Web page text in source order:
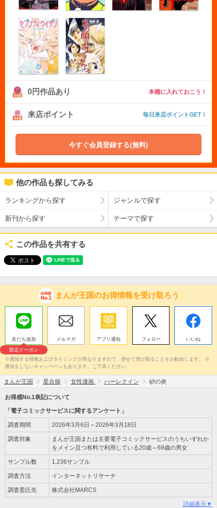
0円作品あり 本棚に入れておこう！
来店ポイント 毎日来店ポイントGET！
今すぐ会員登録する(無料)
他の作品も探してみる
ランキングから探す ジャンルで探す
新刊から探す テーマで探す
この作品を共有する
まんが王国のお得情報を受け取ろう
友だち追加
限定クーポン
メルマガ アプリ通知 フォロー いいね
※通知する情報およびタイミングが異なりますので、併せて受け取ることをお勧めします。 ※
通知をしないキャンペーンもあります。ご了承ください。
まんが王国 星合操 女性漫画 ハーレクイン 砂の炎
お得感No.1表記について
「電子コミックサービスに関するアンケート」
調査期間 2026年3月6日～2026年3月18日
調査対象
まんが王国または主要電子コミックサービスのうちいずれか
をメイン且つ有料で利用している20歳～69歳の男女
サンプル数 1,236サンプル
調査方法 インターネットリサーチ
調査委託先 株式会社MARCS
詳細表示▼